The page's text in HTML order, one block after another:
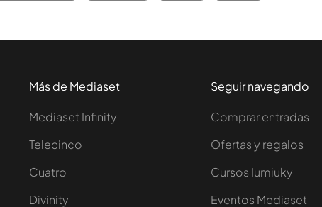
Más de Mediaset
Mediaset Infinity
Telecinco
Cuatro
Divinity
Seguir navegando
Comprar entradas
Ofertas y regalos
Cursos Iumiuky
Eventos Mediaset